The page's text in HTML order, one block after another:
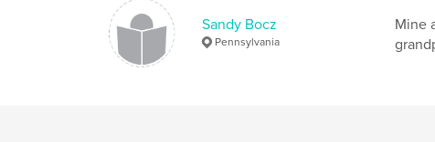
Sandy Bocz
Pennsylvania
Mine